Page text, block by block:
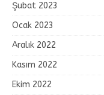
Şubat 2023
Ocak 2023
Aralık 2022
Kasım 2022
Ekim 2022